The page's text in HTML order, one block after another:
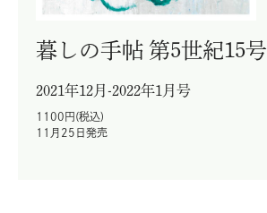
暮しの手帖 第5世紀15号
2021年12月-2022年1月号
1100円(税込)
11月25日発売